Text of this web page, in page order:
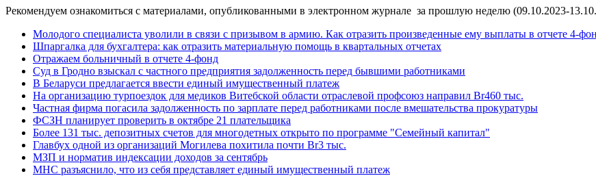
Рекомендуем ознакомиться с материалами, опубликованными в электронном журнале за прошлую неделю (09.10.2023-
Молодого специалиста уволили в связи с призывом в армию. Как отразить произведенные ему выплаты в отчете 4-
Шпаргалка для бухгалтера: как отразить материальную помощь в квартальных отчетах
Отражаем больничный в отчете 4-фонд
Суд в Гродно взыскал с частного предприятия задолженность перед бывшими работниками
В Беларуси предлагается ввести единый имущественный платеж
На организацию турпоездок для медиков Витебской области отраслевой профсоюз направил Br460 тыс.
Частная фирма погасила задолженность по зарплате перед работниками после вмешательства прокуратуры
ФСЗН планирует проверить в октябре 21 плательщика
Более 131 тыс. депозитных счетов для многодетных открыто по программе "Семейный капитал"
Главбух одной из организаций Могилева похитила почти Br3 тыс.
МЗП и норматив индексации доходов за сентябрь
МНС разъяснило, что из себя представляет единый имущественный платеж